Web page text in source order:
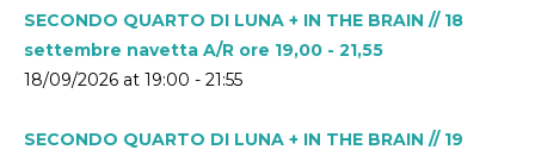
SECONDO QUARTO DI LUNA + IN THE BRAIN // 18
settembre navetta A/R ore 19,00 - 21,55
18/09/2026 at 19:00 - 21:55
SECONDO QUARTO DI LUNA + IN THE BRAIN // 19